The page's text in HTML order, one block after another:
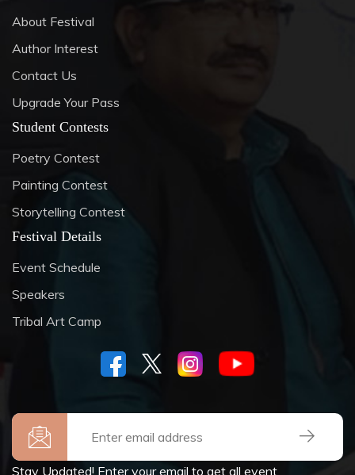
About Festival
Author Interest
Contact Us
Upgrade Your Pass
Student Contests
Poetry Contest
Painting Contest
Storytelling Contest
Festival Details
Event Schedule
Speakers
Tribal Art Camp
Stay Updated! Enter your email to get all event